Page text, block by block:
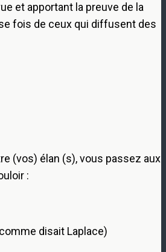
et apportant la preuve de la
fois de ceux qui diffusent des
(vos) élan (s), vous passez aux
:
disait Laplace)